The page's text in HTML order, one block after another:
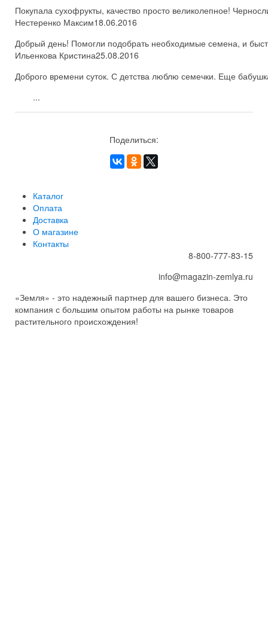
Покупала сухофрукты, качество просто великолепное!
Нестеренко Максим18.06.2016
Добрый день! Помогли подобрать необходимые семена, и
Ильенкова Кристина25.08.2016
Доброго времени суток. С детства люблю семечки. Еще
...
Поделиться:
Каталог
Оплата
Доставка
О магазине
Контакты
8-800-777-83-15
info@magazin-zemlya.ru
«Земля» - это надежный партнер для вашего бизнеса. Это
компания с большим опытом работы на рынке товаров
растительного происхождения!